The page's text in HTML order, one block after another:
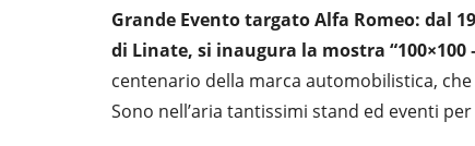
Grande Evento targato Alfa Romeo: dal
di Linate, si inaugura la mostra “100×100
centenario della marca automobilistica, che
Sono nell’aria tantissimi stand ed eventi